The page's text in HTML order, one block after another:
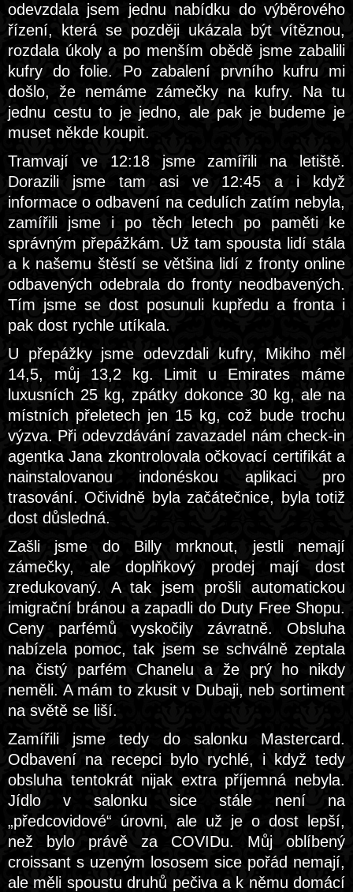
odevzdala jsem jednu nabídku do výběrového
řízení, která se později ukázala být vítěznou,
rozdala úkoly a po menším obědě jsme zabalili
kufry do folie. Po zabalení prvního kufru mi
došlo, že nemáme zámečky na kufry. Na tu
jednu cestu to je jedno, ale pak je budeme je
muset někde koupit.
Tramvají ve 12:18 jsme zamířili na letiště.
Dorazili jsme tam asi ve 12:45 a i když
informace o odbavení na cedulích zatím nebyla,
zamířili jsme i po těch letech po paměti ke
správným přepážkám. Už tam spousta lidí stála
a k našemu štěstí se většina lidí z fronty online
odbavených odebrala do fronty neodbavených.
Tím jsme se dost posunuli kupředu a fronta i
pak dost rychle utíkala.
U přepážky jsme odevzdali kufry, Mikiho měl
14,5, můj 13,2 kg. Limit u Emirates máme
luxusních 25 kg, zpátky dokonce 30 kg, ale na
místních přeletech jen 15 kg, což bude trochu
výzva. Při odevzdávání zavazadel nám check-in
agentka Jana zkontrolovala očkovací certifikát a
nainstalovanou indonéskou aplikaci pro
trasování. Očividně byla začátečnice, byla totiž
dost důsledná.
Zašli jsme do Billy mrknout, jestli nemají
zámečky, ale doplňkový prodej mají dost
zredukovaný. A tak jsem prošli automatickou
imigrační bránou a zapadli do Duty Free Shopu.
Ceny parfémů vyskočily závratně. Obsluha
nabízela pomoc, tak jsem se schválně zeptala
na čistý parfém Chanelu a že prý ho nikdy
neměli. A mám to zkusit v Dubaji, neb sortiment
na světě se liší.
Zamířili jsme tedy do salonku Mastercard.
Odbavení na recepci bylo rychlé, i když tedy
obsluha tentokrát nijak extra příjemná nebyla.
Jídlo v salonku sice stále není na
„předcovidové“ úrovni, ale už je o dost lepší,
než bylo právě za COVIDu. Můj oblíbený
croissant s uzeným lososem sice pořád nemají,
ale měli spoustu druhů pečiva a k němu domácí